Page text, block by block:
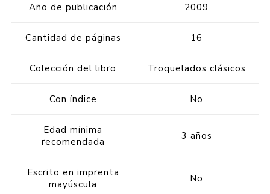
Año de publicación 2009
Cantidad de páginas 16
Colección del libro Troquelados clásicos
Con índice No
Edad mínima
recomendada
3 años
Escrito en imprenta
mayúscula
No